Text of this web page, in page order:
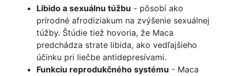
Libido a sexuálnu túžbu - pôsobí ako
prírodné afrodiziakum na zvýšenie sexuálnej
túžby. Štúdie tiež hovoria, že Maca
predchádza strate libida, ako vedľajšieho
účinku pri liečbe antidepresívami.
Funkciu reprodukčného systému - Maca